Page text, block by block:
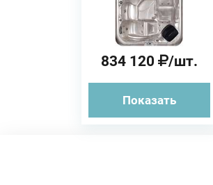
834 120 /шт.
Показать